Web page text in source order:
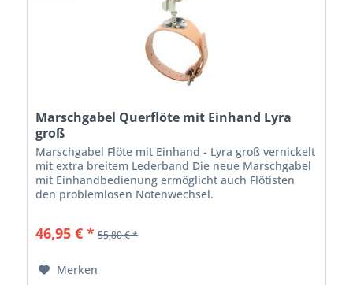
Marschgabel Querflöte mit Einhand Lyra
groß
Marschgabel Flöte mit Einhand - Lyra groß vernickelt
mit extra breitem Lederband Die neue Marschgabel
mit Einhandbedienung ermöglicht auch Flötisten
den problemlosen Notenwechsel.
46,95 € * 55,80 € *
Merken